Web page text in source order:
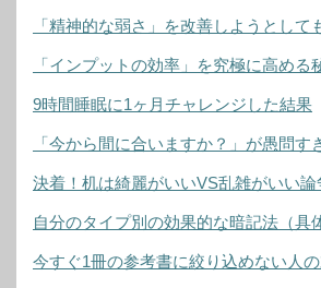
「精神的な弱さ」を改善しようとして
「インプットの効率」を究極に高める
9時間睡眠に1ヶ月チャレンジした結果
「今から間に合いますか？」が愚問す
決着！机は綺麗がいいVS乱雑がいい論
自分のタイプ別の効果的な暗記法（具
今すぐ1冊の参考書に絞り込めない人